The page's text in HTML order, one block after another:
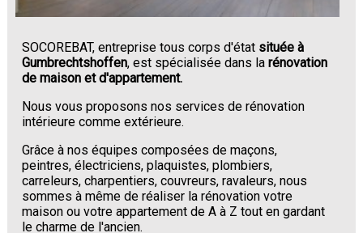
SOCOREBAT, entreprise tous corps d'état située à
Gumbrechtshoffen, est spécialisée dans larénovation
de maison et d'appartement.
Nous vous proposons nos services de rénovation
intérieure comme extérieure.
Grâce à nos équipes composées de maçons,
peintres, électriciens, plaquistes, plombiers,
carreleurs, charpentiers, couvreurs, ravaleurs, nous
sommes à même de réaliser la rénovation votre
maison ou votre appartement de A à Z tout en gardant
le charme de l'ancien.